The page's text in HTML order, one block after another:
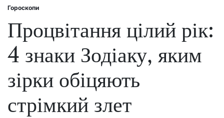
Posted
Гороскопи
Процвітання цілий рік:
4 знаки Зодіаку, яким
зірки обіцяють
стрімкий злет